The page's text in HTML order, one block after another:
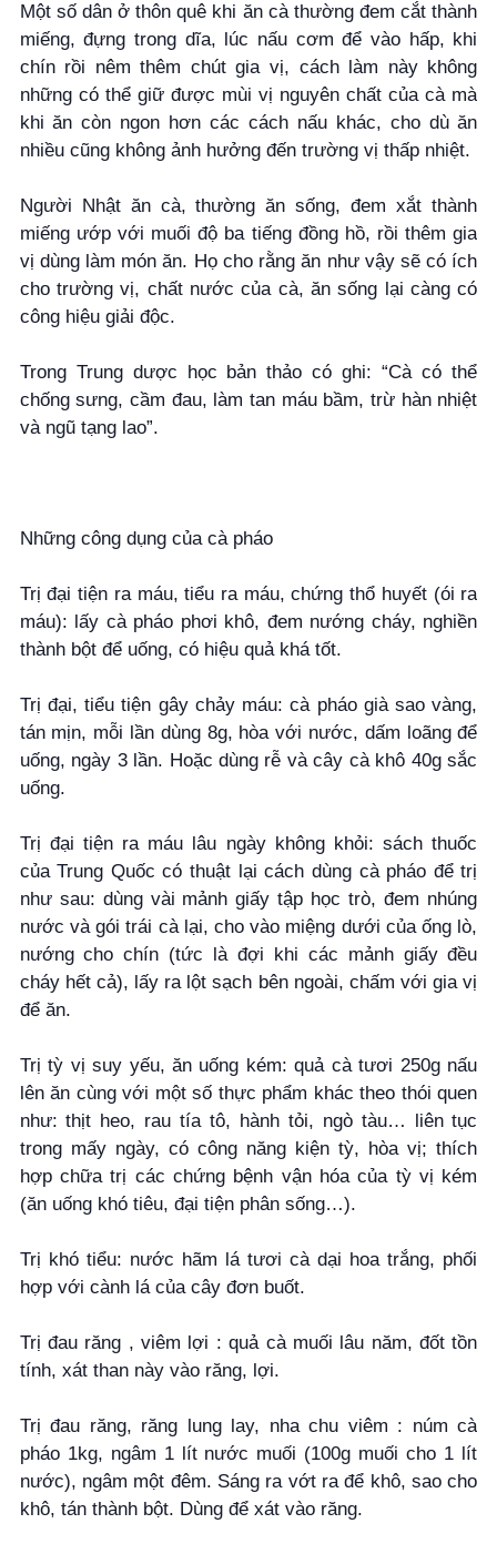
Một số dân ở thôn quê khi ăn cà thường đem cắt thành
miếng, đựng trong dĩa, lúc nấu cơm để vào hấp, khi
chín rồi nêm thêm chút gia vị, cách làm này không
những có thể giữ được mùi vị nguyên chất của cà mà
khi ăn còn ngon hơn các cách nấu khác, cho dù ăn
nhiều cũng không ảnh hưởng đến trường vị thấp nhiệt.
Người Nhật ăn cà, thường ăn sống, đem xắt thành
miếng ướp với muối độ ba tiếng đồng hồ, rồi thêm gia
vị dùng làm món ăn. Họ cho rằng ăn như vậy sẽ có ích
cho trường vị, chất nước của cà, ăn sống lại càng có
công hiệu giải độc.
Trong Trung dược học bản thảo có ghi: “Cà có thể
chống sưng, cầm đau, làm tan máu bầm, trừ hàn nhiệt
và ngũ tạng lao”.
Những công dụng của cà pháo
Trị đại tiện ra máu, tiểu ra máu, chứng thổ huyết (ói ra
máu): lấy cà pháo phơi khô, đem nướng cháy, nghiền
thành bột để uống, có hiệu quả khá tốt.
Trị đại, tiểu tiện gây chảy máu: cà pháo già sao vàng,
tán mịn, mỗi lần dùng 8g, hòa với nước, dấm loãng để
uống, ngày 3 lần. Hoặc dùng rễ và cây cà khô 40g sắc
uống.
Trị đại tiện ra máu lâu ngày không khỏi: sách thuốc
của Trung Quốc có thuật lại cách dùng cà pháo để trị
như sau: dùng vài mảnh giấy tập học trò, đem nhúng
nước và gói trái cà lại, cho vào miệng dưới của ống lò,
nướng cho chín (tức là đợi khi các mảnh giấy đều
cháy hết cả), lấy ra lột sạch bên ngoài, chấm với gia vị
để ăn.
Trị tỳ vị suy yếu, ăn uống kém: quả cà tươi 250g nấu
lên ăn cùng với một số thực phẩm khác theo thói quen
như: thịt heo, rau tía tô, hành tỏi, ngò tàu… liên tục
trong mấy ngày, có công năng kiện tỳ, hòa vị; thích
hợp chữa trị các chứng bệnh vận hóa của tỳ vị kém
(ăn uống khó tiêu, đại tiện phân sống…).
Trị khó tiểu: nước hãm lá tươi cà dại hoa trắng, phối
hợp với cành lá của cây đơn buốt.
Trị đau răng , viêm lợi : quả cà muối lâu năm, đốt tồn
tính, xát than này vào răng, lợi.
Trị đau răng, răng lung lay, nha chu viêm : núm cà
pháo 1kg, ngâm 1 lít nước muối (100g muối cho 1 lít
nước), ngâm một đêm. Sáng ra vớt ra để khô, sao cho
khô, tán thành bột. Dùng để xát vào răng.